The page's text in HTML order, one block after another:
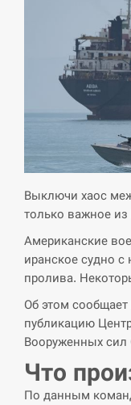
Пытки
тюрьма
СЕРПЕНЬ
Іспанія
кризу –…
СЕРПЕНЬ
15:00
РФ
зустрічей
СЕРПЕНЬ
14:53
Экс-послу
вручили
меру…
СЕРПЕНЬ
Выключи хаос
только важное
Американские
иранское судно с
пролива.
Об этом
публикацию
Вооруженных сил
Что
По данным